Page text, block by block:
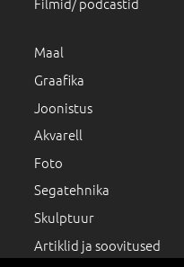
Maal
Graafika
Joonistus
Akvarell
Foto
Segatehnika
Skulptuur
Artiklid ja soovitused